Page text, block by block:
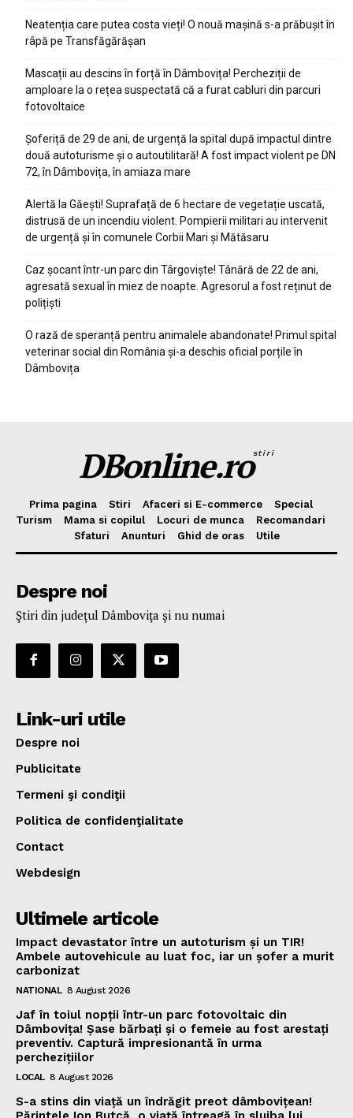
Neatenția care putea costa vieți! O nouă mașină s-a prăbușit în
râpă pe Transfăgărășan
Mascații au descins în forță în Dâmbovița! Percheziții de
amploare la o rețea suspectată că a furat cabluri din parcuri
fotovoltaice
Șoferiță de 29 de ani, de urgență la spital după impactul dintre
două autoturisme și o autoutilitară! A fost impact violent pe DN
72, în Dâmbovița, în amiaza mare
Alertă la Găești! Suprafață de 6 hectare de vegetație uscată,
distrusă de un incendiu violent. Pompierii militari au intervenit
de urgență și în comunele Corbii Mari și Mătăsaru
Caz șocant într-un parc din Târgoviște! Tânără de 22 de ani,
agresată sexual în miez de noapte. Agresorul a fost reținut de
polițiști
O rază de speranță pentru animalele abandonate! Primul spital
veterinar social din România și-a deschis oficial porțile în
Dâmbovița
DBonline.rostiri
Prima pagina Stiri Afaceri si E-commerce
Special
Turism
Mama si copilul Locuri de munca
Recomandari
Sfaturi
Anunturi Ghid de oras Utile
Despre noi
Ştiri din judeţul Dâmboviţa şi nu numai
Link-uri utile
Despre noi
Publicitate
Termeni şi condiţii
Politica de confidenţialitate
Contact
Webdesign
Ultimele articole
Impact devastator între un autoturism și un TIR!
Ambele autovehicule au luat foc, iar un șofer a murit
carbonizat
NATIONAL 8 August 2026
Jaf în toiul nopții într-un parc fotovoltaic din
Dâmbovița! Șase bărbați și o femeie au fost arestați
preventiv. Captură impresionantă în urma
perchezițiilor
LOCAL 8 August 2026
S-a stins din viață un îndrăgit preot dâmbovițean!